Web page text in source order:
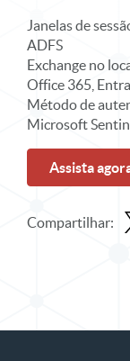
Janelas de
ADFS
Exchange no
Office 365,
Método de
Microsoft
Assista
Compartilhar: